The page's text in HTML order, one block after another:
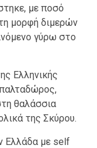
με ποσό
μορφή διμερών
γύρω στο
Ελληνικής
θαλάσσια
της Σκύρου.
Ελλάδα με self